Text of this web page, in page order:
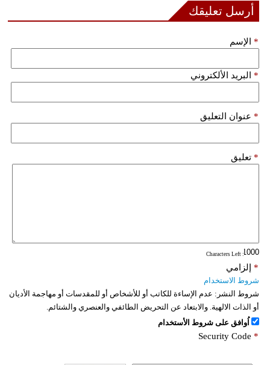
أرسل تعليقك
الإسم *
البريد الألكتروني *
عنوان التعليق *
تعليق *
: Characters Left
إلزامي *
شروط الاستخدام
شروط النشر: عدم الإساءة للكاتب أو للأشخاص أو للمقدسات أو مهاجمة الأديان
أو الذات الالهية. والابتعاد عن التحريض الطائفي والعنصري والشتائم.
اُوافق على شروط الأستخدام
Security Code *